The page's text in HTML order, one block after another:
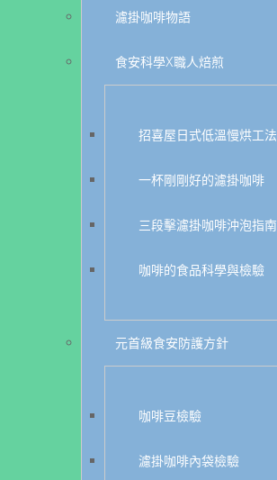
濾掛咖啡物語
食安科學X職人焙煎
招喜屋日式低溫慢烘工法
一杯剛剛好的濾掛咖啡
三段擊濾掛咖啡沖泡指南
咖啡的食品科學與檢驗
元首級食安防護方針
咖啡豆檢驗
濾掛咖啡內袋檢驗